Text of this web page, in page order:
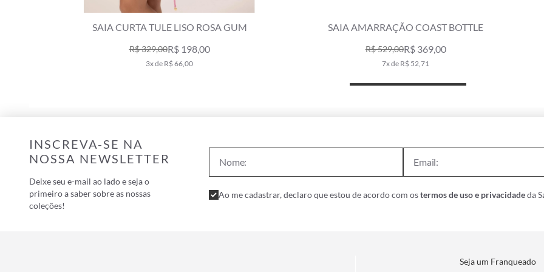
SAIA AMARRAÇÃO COAST BOTTLE
R$ 529,00R$ 369,00
7x de R$ 52,71
SAIA AMARRAÇÃO COAST VIOLETA
R$ 529,00R$ 319,00
6x de R$ 53,17
INSCREVA-SE NA
NOSSA NEWSLETTER
Deixe seu e-mail ao lado e seja o
primeiro a saber sobre as nossas
coleções!
Ao me cadastrar, declaro que estou de acordo com ostermos de uso e privacidadeda
Seja um Franqueado